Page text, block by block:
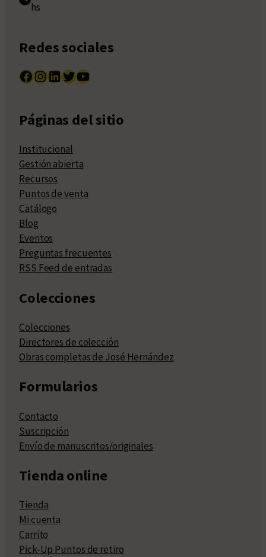
hs
Redes sociales
Facebook InstagramLinkedIn Twitter YouTube
Páginas del sitio
Institucional
Gestión abierta
Recursos
Puntos de venta
Catálogo
Blog
Eventos
Preguntas frecuentes
RSS Feed de entradas
Colecciones
Colecciones
Directores de colección
Obras completas de José Hernández
Formularios
Contacto
Suscripción
Envío de manuscritos/originales
Tienda online
Tienda
Mi cuenta
Carrito
Pick-Up Puntos de retiro